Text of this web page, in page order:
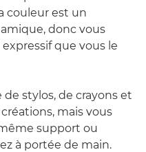
couleur est un
donc vous
que vous le
stylos, de crayons et
mais vous
support ou
à portée de main.